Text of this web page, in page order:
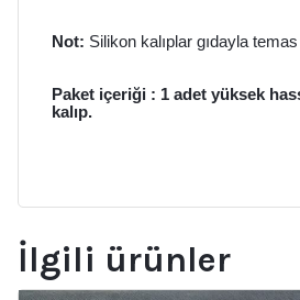
Not: Silikon kalıplar gıdayla
Paket içeriği : 1 adet yüksek
kalıp.
İlgili ürünler